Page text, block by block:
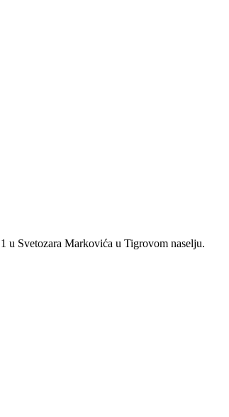
u Svetozara Markovića u Tigrovom naselju.